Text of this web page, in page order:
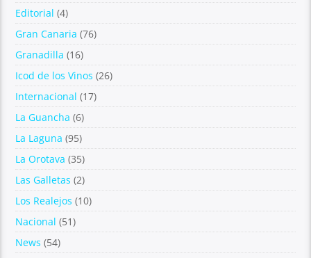
Editorial (4)
Gran Canaria (76)
Granadilla (16)
Icod de los Vinos (26)
Internacional (17)
La Guancha (6)
La Laguna (95)
La Orotava (35)
Las Galletas (2)
Los Realejos (10)
Nacional (51)
News (54)